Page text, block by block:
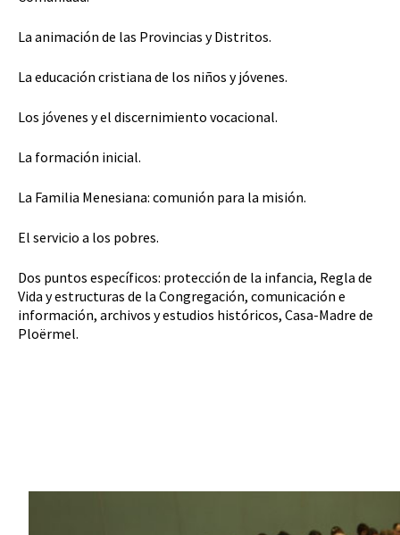
La animación de las Provincias y Distritos.
La educación cristiana de los niños y jóvenes.
Los jóvenes y el discernimiento vocacional.
La formación inicial.
La Familia Menesiana: comunión para la misión.
El servicio a los pobres.
Dos puntos específicos: protección de la infancia, Regla de
Vida y estructuras de la Congregación, comunicación e
información, archivos y estudios históricos, Casa-Madre de
Ploërmel.